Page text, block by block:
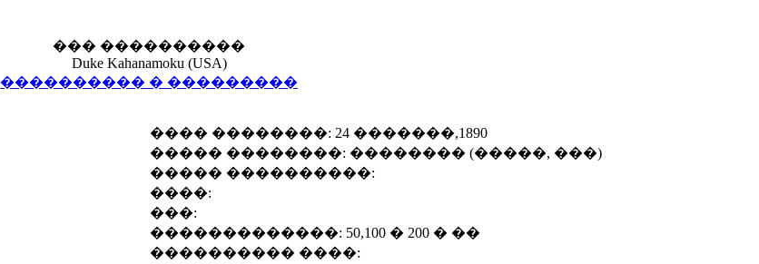
��� ����������
Duke Kahanamoku (USA)
���������� � ���������
���� ��������: 24 �������,1890
����� ��������: �������� (�����, ���)
����� ����������:
����:
���:
�������������: 50,100 � 200 � ��
���������� ����: